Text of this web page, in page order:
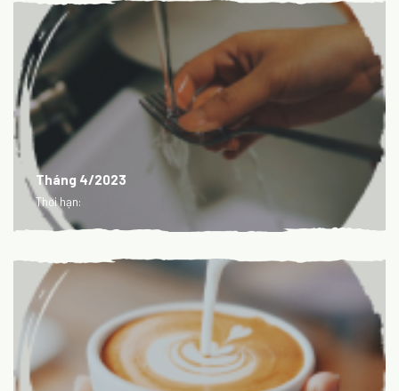
Tháng 4/2023
Thời hạn: